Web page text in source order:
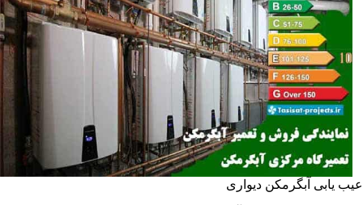
عیب یابی آبگرمکن دیواری